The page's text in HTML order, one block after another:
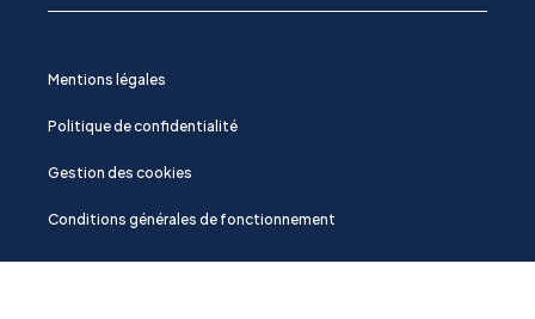
Mentions légales
Politique de confidentialité
Gestion des cookies
Conditions générales de fonctionnement